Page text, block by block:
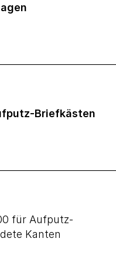
Briefkästen
für Aufputz-
Kanten